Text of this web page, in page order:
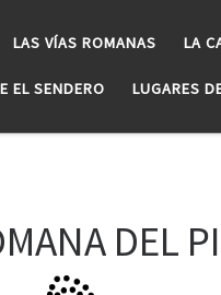
LAS VÍAS ROMANAS LA
EL SENDERO LUGARES
DEL